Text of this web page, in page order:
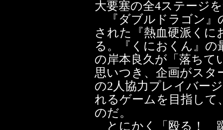
大要塞の全4ステージ
『ダブルドラゴン』
された『熱血硬派く
る。『くにおくん』
の岸本良久が「落ちて
思いつき、企画がスタ
の2人協力プレイバー
れるゲームを目指して
のだ。
とにかく「殴る！